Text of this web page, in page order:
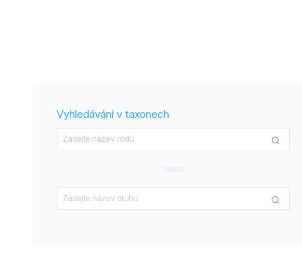
Vyhledávání v taxonech
nebo